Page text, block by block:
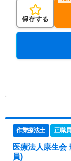
保存する
作業療法士 正職員
医療法人康生会
員)